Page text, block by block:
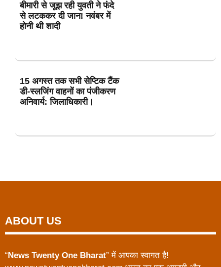
बीमारी से जूझ रही युवती ने फंदे
से लटककर दी जान! नवंबर में
होनी थी शादी
15 अगस्त तक सभी सेप्टिक टैंक
डी-स्लजिंग वाहनों का पंजीकरण
अनिवार्य: जिलाधिकारी।
ABOUT US
“ News Twenty One Bharat” में आपका स्वागत है!